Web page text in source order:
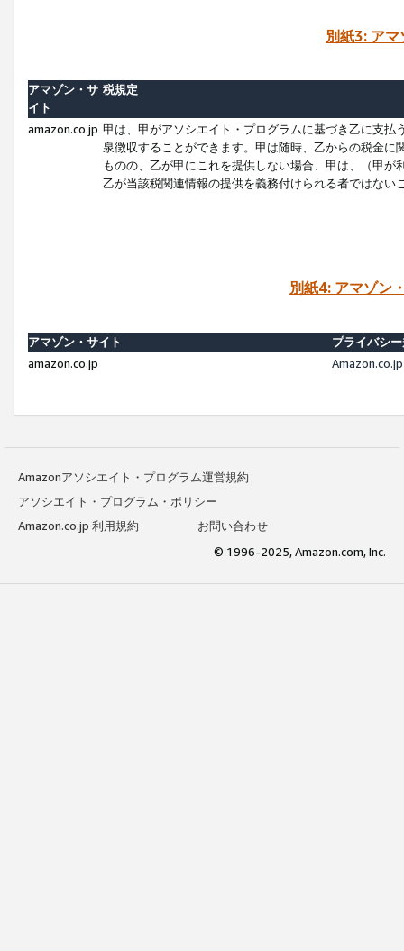
別紙3: ア
アマゾン・サ
イト
税規定
amazon.co.jp 甲は、甲がアソシエイト・プログラムに基づき乙に支
泉徴収することができます。甲は随時、乙からの税金
ものの、乙が甲にこれを提供しない場合、甲は、（甲
乙が当該税関連情報の提供を義務付けられる者ではな
別紙4: アマゾン
アマゾン・サイト
プライバシ
amazon.co.jp
Amazonアソシエイト・プログラム運営規約
アソシエイト・プログラム・ポリシー
Amazon.co.jp 利用規約
お問い合わせ
© 1996-2025, Amazon.com, Inc.